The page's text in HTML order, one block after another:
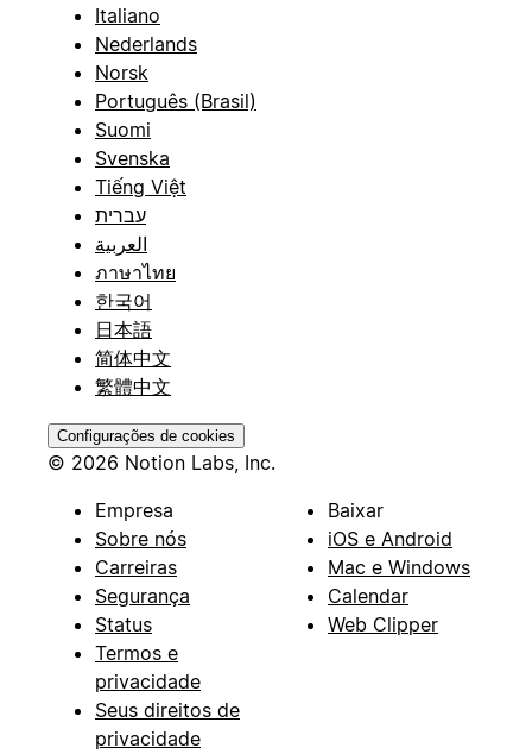
Italiano
Nederlands
Norsk
Português (Brasil)
Suomi
Svenska
Tiếng Việt
עברית
العربية
ภาษาไทย
한국어
日本語
简体中文
繁體中文
Configurações de cookies
© 2026 Notion Labs, Inc.
Empresa
Sobre nós
Carreiras
Segurança
Status
Termos e
privacidade
Seus direitos de
privacidade
Baixar
iOS e Android
Mac e Windows
Calendar
Web Clipper